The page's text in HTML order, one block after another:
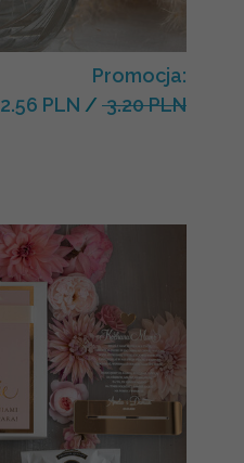
Promocja:
2.56 PLN / 3.20 PLN